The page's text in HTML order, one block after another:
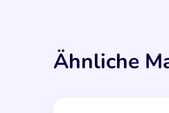
Ähnliche